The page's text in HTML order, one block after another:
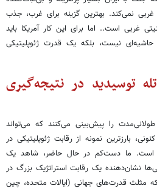
غربی نمی‌کند. بهترین گزینه برای غرب، جذب
غربی است.. اما برای این کار آمریکا باید
نیست، بلکه یک قدرت ژئوپلیتیکی
توسیدید در نتیجه‌گیری
را پیش‌بینی می‌کنند که می‌تواند
بارزترین نمونه از رقابت ژئوپلیتیکی در
است. ما دست‌کم در حال حاضر، شاهد یک
نشان‌دهنده یک رقابت استراتژیک بزرگ در
مثلث قدرت‌های جهانی (ایالات متحده، چین